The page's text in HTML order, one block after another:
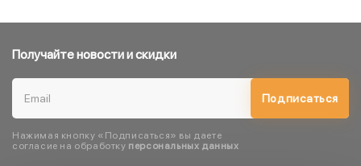
Получайте новости и скидки
Подписаться
Нажимая кнопку «Подписаться» вы даете
согласие на обработку персональных данных